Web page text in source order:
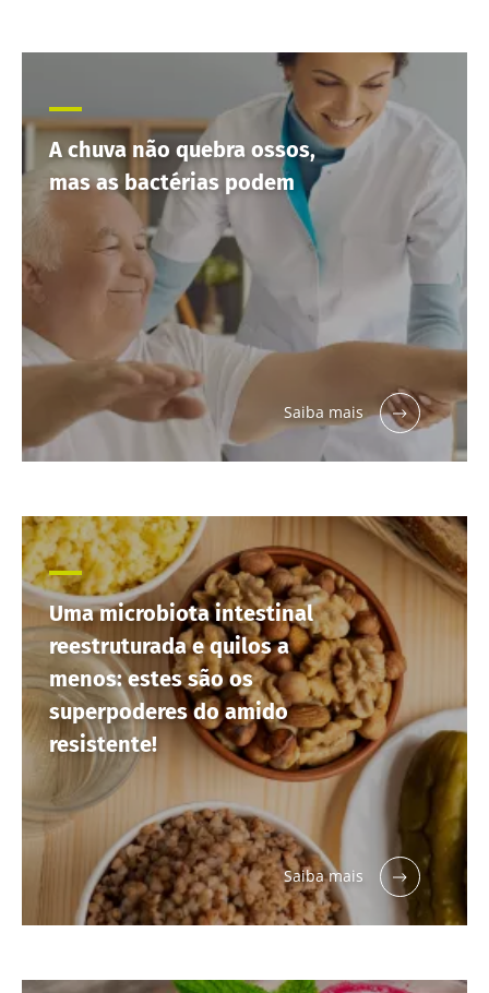
A chuva não quebra ossos,
mas as bactérias podem
Saiba mais
Uma microbiota intestinal
reestruturada e quilos a
menos: estes são os
superpoderes do amido
resistente!
Saiba mais
Fique connosco!
receba "The Essential" uma vez por mês para